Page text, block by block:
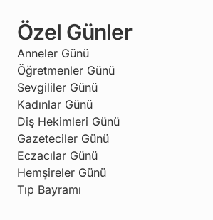
Özel Günler
Anneler Günü
Öğretmenler Günü
Sevgililer Günü
Kadınlar Günü
Diş Hekimleri Günü
Gazeteciler Günü
Eczacılar Günü
Hemşireler Günü
Tıp Bayramı